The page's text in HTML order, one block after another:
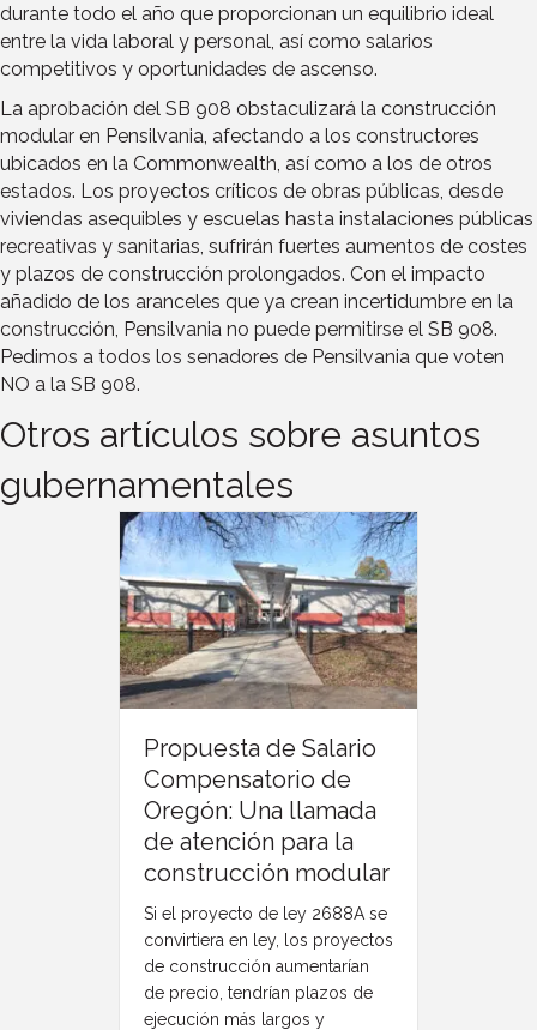
durante todo el año que proporcionan un equilibrio ideal
entre la vida laboral y personal, así como salarios
competitivos y oportunidades de ascenso.
La aprobación del SB 908 obstaculizará la construcción
modular en Pensilvania, afectando a los constructores
ubicados en la Commonwealth, así como a los de otros
estados. Los proyectos críticos de obras públicas, desde
viviendas asequibles y escuelas hasta instalaciones públicas
recreativas y sanitarias, sufrirán fuertes aumentos de costes
y plazos de construcción prolongados. Con el impacto
añadido de los aranceles que ya crean incertidumbre en la
construcción, Pensilvania no puede permitirse el SB 908.
Pedimos a todos los senadores de Pensilvania que voten
NO a la SB 908.
Otros artículos sobre asuntos
gubernamentales
Propuesta de Salario
Compensatorio de
Oregón: Una llamada
de atención para la
construcción modular
Si el proyecto de ley 2688A se
convirtiera en ley, los proyectos
de construcción aumentarían
de precio, tendrían plazos de
ejecución más largos y